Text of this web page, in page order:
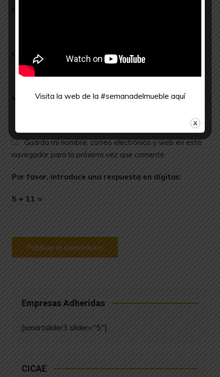
Nombre
Correo electrónico
Web
Guarda mi nombre, correo electrónico y web en este
navegador para la próxima vez que comente.
Por favor, introduce una respuesta en dígitos:
5 + 11 =
Empresas Adheridas
[smartslider3 slider="5"]
CICAE
Visita la web de la #semanadelmueble aquí